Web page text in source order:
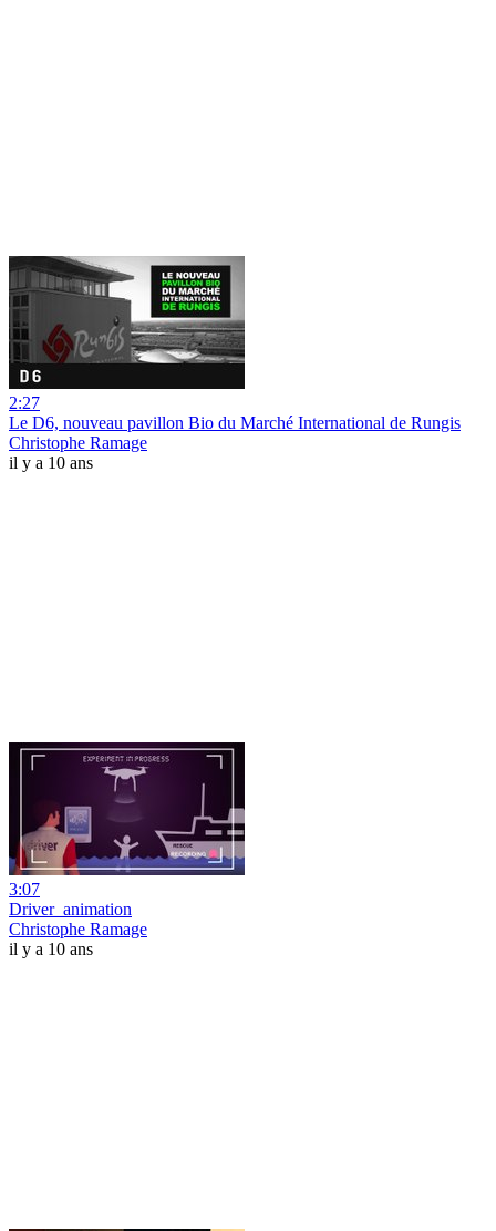
2:27
Le D6, nouveau pavillon Bio du Marché International de Rungis
Christophe Ramage
il y a 10 ans
3:07
Driver_animation
Christophe Ramage
il y a 10 ans